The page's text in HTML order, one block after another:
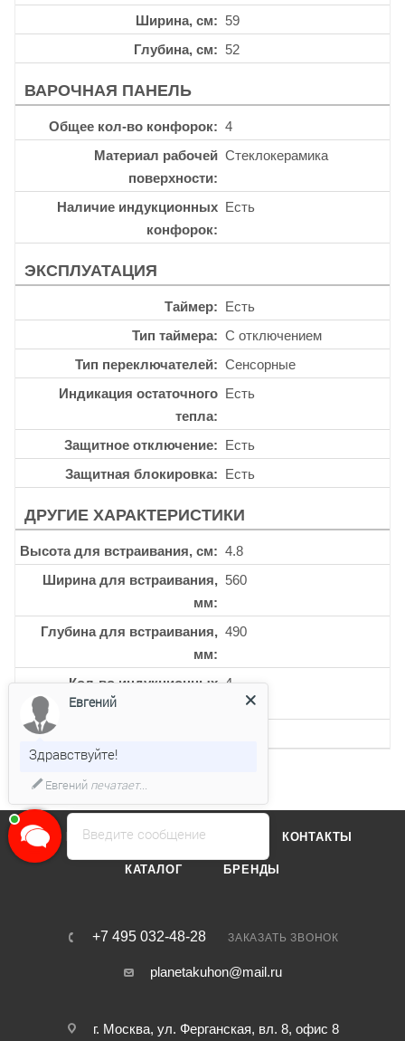
Ширина, см
59
Глубина, см
52
ВАРОЧНАЯ ПАНЕЛЬ
Общее кол-во конфорок
4
Материал рабочей
поверхности
Стеклокерамика
Наличие индукционных
конфорок
Есть
ЭКСПЛУАТАЦИЯ
Таймер
Есть
Тип таймера
С отключением
Тип переключателей
Сенсорные
Индикация остаточного
тепла
Есть
Защитное отключение
Есть
Защитная блокировка
Есть
ДРУГИЕ ХАРАКТЕРИСТИКИ
Высота для встраивания, см
4.8
Ширина для встраивания,
мм
560
Глубина для встраивания,
мм
490
Кол-во индукционных 4
Кол-во уровней мощности
О КОМПАНИИ ОТЗЫВЫ КОНТАКТЫ
КАТАЛОГ БРЕНДЫ
+7 495 032-48-28 ЗАКАЗАТЬ ЗВОНОК
planetakuhon@mail.ru
г. Москва, ул. Ферганская, вл. 8, офис 8
Введите сообщение
Евгений
Здравствуйте!
Евгенийпечатает...